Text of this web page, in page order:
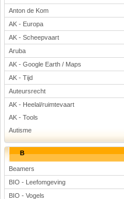
Anton de Kom
AK - Europa
AK - Scheepvaart
Aruba
AK - Google Earth / Maps
AK - Tijd
Auteursrecht
AK - Heelal/ruimtevaart
AK - Tools
Autisme
B
Beamers
BIO - Leefomgeving
BIO - Vogels